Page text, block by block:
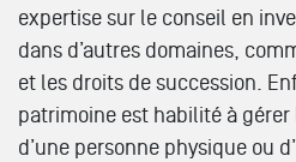
expertise sur le conseil en
dans d’autres domaines,
et les droits de succession.
patrimoine est habilité à
d’une personne physique ou